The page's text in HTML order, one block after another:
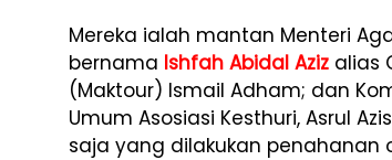
Mereka ialah mantan Menteri
bernama Ishfah Abidal Aziz alias
(Maktour) Ismail Adham; dan
Umum Asosiasi Kesthuri, Asrul
saja yang dilakukan penahanan